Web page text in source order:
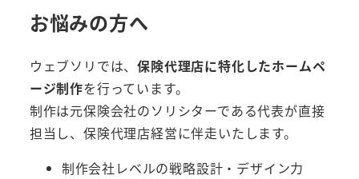
お悩みの方へ
ウェブソリでは、保険代理店に特化したホームペ
ージ制作を行っています。
制作は元保険会社のソリシターである代表が直接
担当し、保険代理店経営に伴走いたします。
制作会社レベルの戦略設計・デザイン力